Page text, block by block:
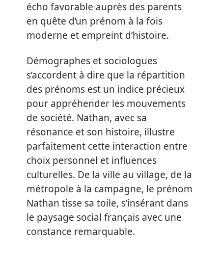
écho favorable auprès des parents
en quête d’un prénom à la fois
moderne et empreint d’histoire.
Démographes et sociologues
s’accordent à dire que la répartition
des prénoms est un indice précieux
pour appréhender les mouvements
de société. Nathan, avec sa
résonance et son histoire, illustre
parfaitement cette interaction entre
choix personnel et influences
culturelles. De la ville au village, de la
métropole à la campagne, le prénom
Nathan tisse sa toile, s’insérant dans
le paysage social français avec une
constance remarquable.